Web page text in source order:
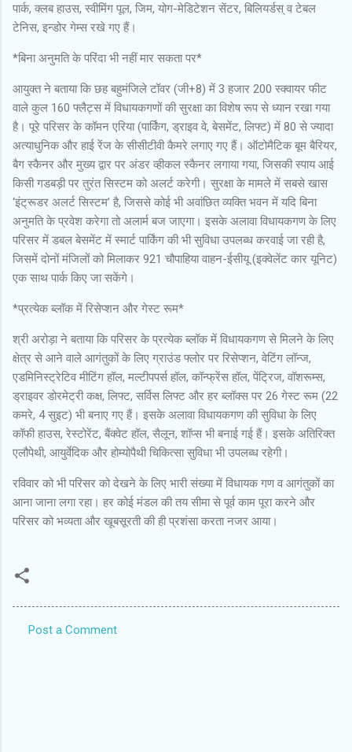
पार्क, क्लब हाउस, स्वीमिंग पूल, जिम, योग-मेडिटेशन सेंटर, बिलियर्डस् व टेबल
टेनिस, इन्डोर गेम्स रखे गए हैं।
*बिना अनुमति के परिंदा भी नहीं मार सकता पर*
आयुक्त ने बताया कि छह बहुमंजिले टॉवर (जी+8) में 3 हजार 200 स्क्वायर फीट
वाले कुल 160 फ्लैट्स में विधायकगणों की सुरक्षा का विशेष रूप से ध्यान रखा गया
है। पूरे परिसर के कॉमन एरिया (पार्किंग, ड्राइव वे, बेसमेंट, लिफ्ट) में 80 से ज्यादा
अत्याधुनिक और हाई रेंज के सीसीटीवी कैमरे लगाए गए हैं। ऑटोमैटिक बूम बैरियर,
बैग स्कैनर और मुख्य द्वार पर अंडर व्हीकल स्कैनर लगाया गया, जिसकी स्पाय आई
किसी गडबड़ी पर तुरंत सिस्टम को अलर्ट करेगी। सुरक्षा के मामले में सबसे खास
‘इंट्रूडर अलर्ट सिस्टम’ है, जिससे कोई भी अवांछित व्यक्ति भवन में यदि बिना
अनुमति के प्रवेश करेगा तो अलार्म बज जाएगा। इसके अलावा विधायकगण के लिए
परिसर में डबल बेसमेंट में स्मार्ट पार्किंग की भी सुविधा उपलब्ध करवाई जा रही है,
जिसमें दोनों मंजिलों को मिलाकर 921 चौपाहिया वाहन-ईसीयू (इक्वेलेंट कार यूनिट)
एक साथ पार्क किए जा सकेंगे।
*प्रत्येक ब्लॉक में रिसेप्शन और गेस्ट रूम*
श्री अरोड़ा ने बताया कि परिसर के प्रत्येक ब्लॉक में विधायकगण से मिलने के लिए
क्षेत्र से आने वाले आगंतुकों के लिए ग्राउंड फ्लोर पर रिसेप्शन, वेटिंग लॉन्ज,
एडमिनिस्ट्रेटिव मीटिंग हॉल, मल्टीपपर्स हॉल, कॉन्फ्रेंस हॉल, पेंट्रिज, वॉशरूम्स,
ड्राइवर डोरमेट्री कक्ष, लिफ्ट, सर्विस लिफ्ट और हर ब्लॉक्स पर 26 गेस्ट रूम (22
कमरे, 4 सुइट) भी बनाए गए हैं। इसके अलावा विधायकगण की सुविधा के लिए
कॉफी हाउस, रेस्टोरेंट, बैंक्वेट हॉल, सैलून, शॉप्स भी बनाई गई हैं। इसके अतिरिक्त
एलौपेथी, आयुर्वेदिक और होम्योपैथी चिकित्सा सुविधा भी उपलब्ध रहेगी।
रविवार को भी परिसर को देखने के लिए भारी संख्या में विधायक गण व आगंतुकों का
आना जाना लगा रहा। हर कोई मंडल की तय सीमा से पूर्व काम पूरा करने और
परिसर को भव्यता और खूबसूरती की ही प्रशंसा करता नजर आया।
Post a Comment